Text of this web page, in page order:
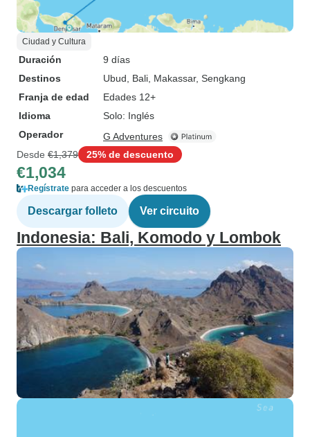
Ciudad y Cultura
Duración
9 días
Destinos
Ubud , Bali , Makassar, Sengkang
Franja de edad
Edades 12+
Idioma
Solo: Inglés
Operador
G Adventures
Desde €1,379 25% de descuento
€1,034
Regístrate para acceder a los descuentos
Descargar folleto Ver circuito
Indonesia: Bali, Komodo y Lombok